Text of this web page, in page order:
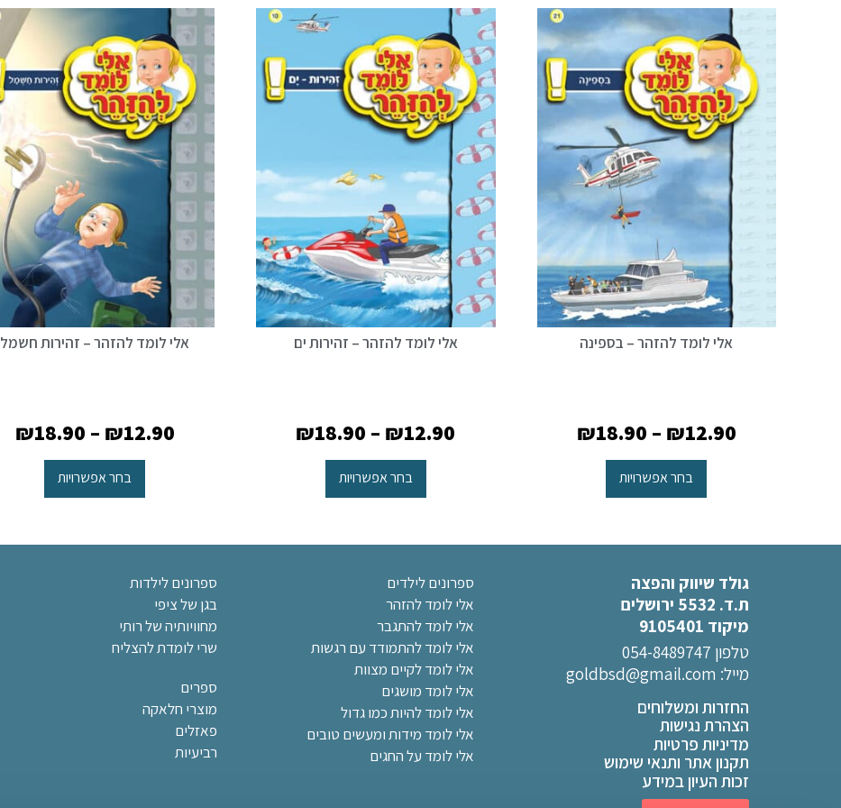
אלי לומד להזהר – בספינה
₪12.90
–
₪18.90
בחר אפשרויות
אלי לומד להזהר – זהירות ים
₪12.90
–
₪18.90
בחר אפשרויות
אלי לומד להזהר – זהירות חשמל
₪12.90
–
₪18.90
בחר אפשרויות
גולד שיווק והפצה
ת.ד. 5532 ירושלים
מיקוד 9105401
טלפון 054-8489747
מייל: goldbsd@gmail.com
החזרות ומשלוחים
הצהרת נגישות
מדיניות פרטיות
תקנון אתר ותנאי שימוש
זכות העיון במידע
ספרונים לילדים
אלי לומד להזהר
אלי לומד להתגבר
אלי לומד להתמודד עם רגשות
אלי לומד לקיים מצוות
אלי לומד מושגים
אלי לומד להיות כמו גדול
אלי לומד מידות ומעשים טובים
אלי לומד על החגים
ספרונים לילדות
בגן של ציפי
מחוויותיה של רותי
שרי לומדת להצליח
ספרים
מוצרי חלאקה
פאזלים
רביעיות